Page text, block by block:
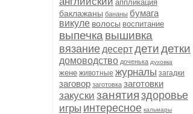
аппликация
баклажаны бананы бумага
викуле волосы воспитание
выпечка вышивка
вязание десертдетидетки
домоводство доченька духовка
жене животные журналы загадки
заговор заготовка заготовки
закуски занятия здоровье
игры интересное кальмары